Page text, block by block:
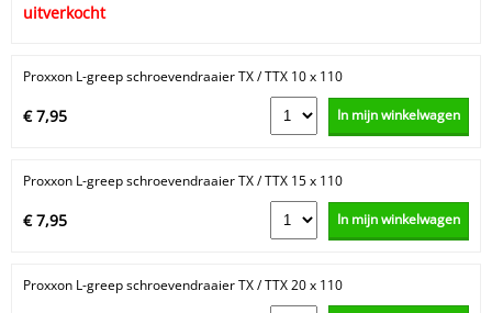
uitverkocht
Proxxon L-greep schroevendraaier TX / TTX 10 x 110
€ 7,95 In mijn winkelwagen
Proxxon L-greep schroevendraaier TX / TTX 15 x 110
€ 7,95 In mijn winkelwagen
Proxxon L-greep schroevendraaier TX / TTX 20 x 110